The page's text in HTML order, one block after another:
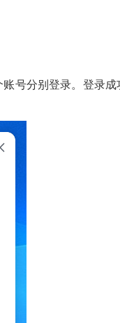
号分别登录。登录